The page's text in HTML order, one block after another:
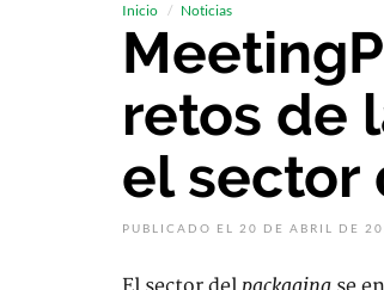
Inicio Noticias
retos de
el sector
PUBLICADO EL 20 DE ABRIL DE
packaging